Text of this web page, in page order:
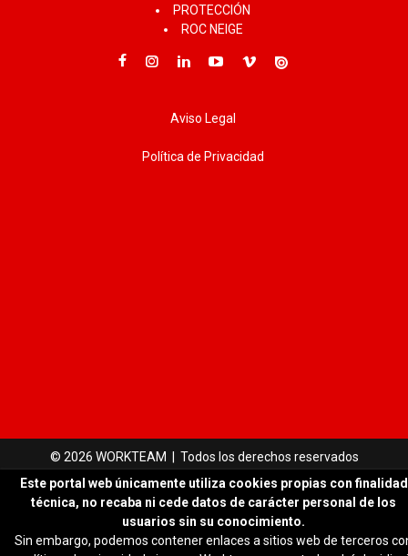
PROTECCIÓN
ROC NEIGE
Aviso Legal
Política de Privacidad
© 2026 WORKTEAM | Todos los derechos reservados
Este portal web únicamente utiliza cookies propias con finalidad
técnica, no recaba ni cede datos de carácter personal de los
usuarios sin su conocimiento.
Sin embargo, podemos contener enlaces a sitios web de terceros